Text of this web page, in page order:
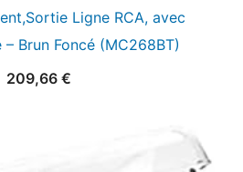
Ligne RCA, avec
Brun Foncé (MC268BT)
209,66 €